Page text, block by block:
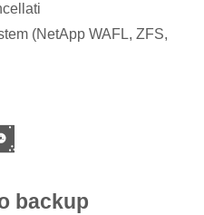
(NetApp WAFL, ZFS,
backup